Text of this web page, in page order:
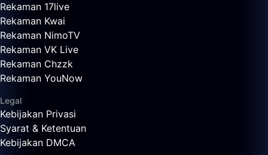
Rekaman 17live
Rekaman Kwai
Rekaman NimoTV
Rekaman VK Live
Rekaman Chzzk
Rekaman YouNow
Legal
Kebijakan Privasi
Syarat & Ketentuan
Kebijakan DMCA